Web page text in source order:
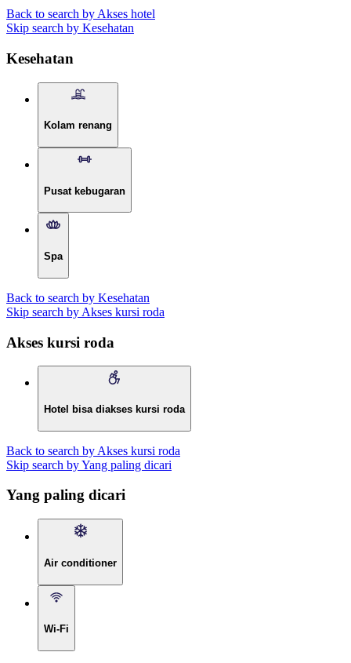
Back to search by Akses hotel
Skip search by Kesehatan
Kesehatan
Kolam renang
Pusat kebugaran
Spa
Back to search by Kesehatan
Skip search by Akses kursi roda
Akses kursi roda
Hotel bisa diakses kursi roda
Back to search by Akses kursi roda
Skip search by Yang paling dicari
Yang paling dicari
Air conditioner
Wi-Fi